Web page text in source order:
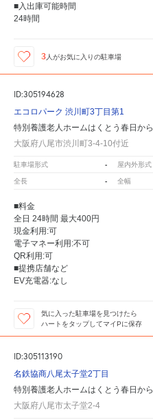
■入出庫可能時間
24時間
3人がお気に入りの駐車場
ID:305194628
エコロパーク 渋川町3丁目第1
特別養護老人ホームはくとう春日から
大阪府八尾市渋川町3-4-10付近
駐車場形式 - 屋内外形式
全長 - 全幅
■料金
全日 24時間 最大400円
現金利用:可
電子マネー利用:不可
QR利用:可
■提携店舗など
EV充電器:なし
気に入った駐車場を見つけたら
ハートをタップしてマイPに保存
ID:305113190
名鉄協商八尾太子堂2丁目
特別養護老人ホームはくとう春日から
大阪府八尾市太子堂2-4